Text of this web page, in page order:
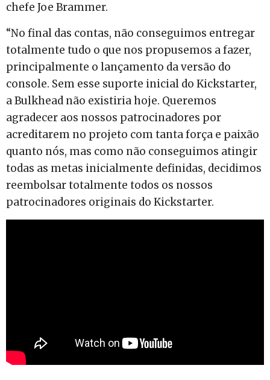
chefe Joe Brammer.
“No final das contas, não conseguimos entregar
totalmente tudo o que nos propusemos a fazer,
principalmente o lançamento da versão do
console. Sem esse suporte inicial do Kickstarter,
a Bulkhead não existiria hoje. Queremos
agradecer aos nossos patrocinadores por
acreditarem no projeto com tanta força e paixão
quanto nós, mas como não conseguimos atingir
todas as metas inicialmente definidas, decidimos
reembolsar totalmente todos os nossos
patrocinadores originais do Kickstarter.